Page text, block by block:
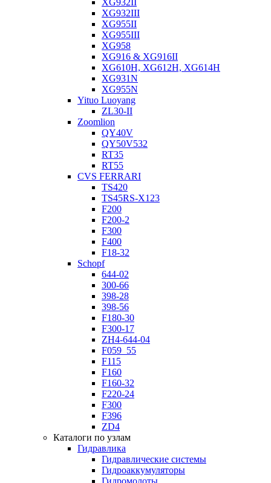
XG932II
XG932III
XG955II
XG955III
XG958
XG916 & XG916II
XG610H, XG612H, XG614H
XG931N
XG955N
Yituo Luoyang
ZL30-II
Zoomlion
QY40V
QY50V532
RT35
RT55
CVS FERRARI
TS420
TS45RS-X123
F200
F200-2
F300
F400
F18-32
Schopf
644-02
300-66
398-28
398-56
F180-30
F300-17
ZH4-644-04
F059_55
F115
F160
F160-32
F220-24
F300
F396
ZD4
Каталоги по узлам
Гидравлика
Гидравлические системы
Гидроаккумуляторы
Гидромолоты